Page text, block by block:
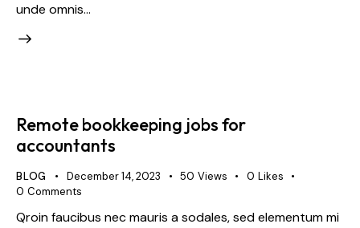
unde omnis…
Remote bookkeeping jobs for
accountants
BLOG December 14, 2023 50 Views 0 Likes
0 Comments
Qroin faucibus nec mauris a sodales, sed elementum mi